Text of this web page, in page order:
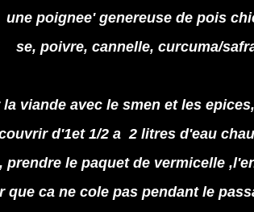
une poignee' genereuse de pois
se, poivre, cannelle, curcuma/
viande avec le smen et les
d'1et 1/2 a 2 litres d'eau
prendre le paquet de vermicelle
que ca ne cole pas pendant le